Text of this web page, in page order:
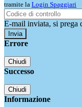
tramite la Login Spaggiari
E-mail inviata, si prega
Errore
Chiudi
Successo
Chiudi
Informazione